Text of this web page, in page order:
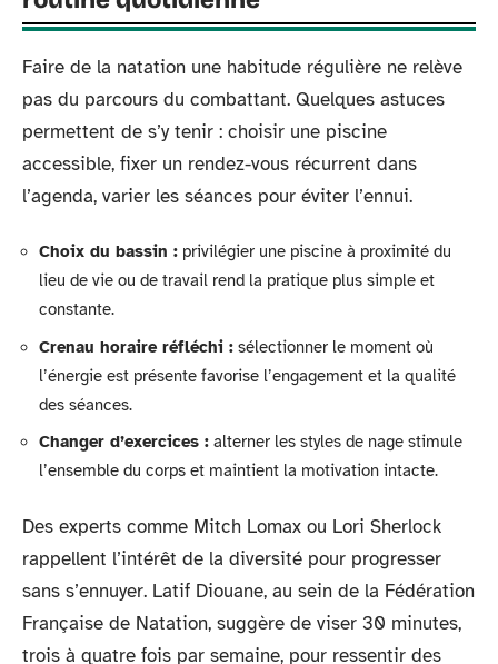
Faire de la natation une habitude régulière ne relève
pas du parcours du combattant. Quelques astuces
permettent de s’y tenir : choisir une piscine
accessible, fixer un rendez-vous récurrent dans
l’agenda, varier les séances pour éviter l’ennui.
Choix du bassin : privilégier une piscine à proximité du
lieu de vie ou de travail rend la pratique plus simple et
constante.
Crenau horaire réfléchi : sélectionner le moment où
l’énergie est présente favorise l’engagement et la qualité
des séances.
Changer d’exercices : alterner les styles de nage stimule
l’ensemble du corps et maintient la motivation intacte.
Des experts comme Mitch Lomax ou Lori Sherlock
rappellent l’intérêt de la diversité pour progresser
sans s’ennuyer. Latif Diouane, au sein de la Fédération
Française de Natation, suggère de viser 30 minutes,
trois à quatre fois par semaine, pour ressentir des